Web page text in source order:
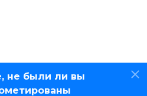
не были ли вы